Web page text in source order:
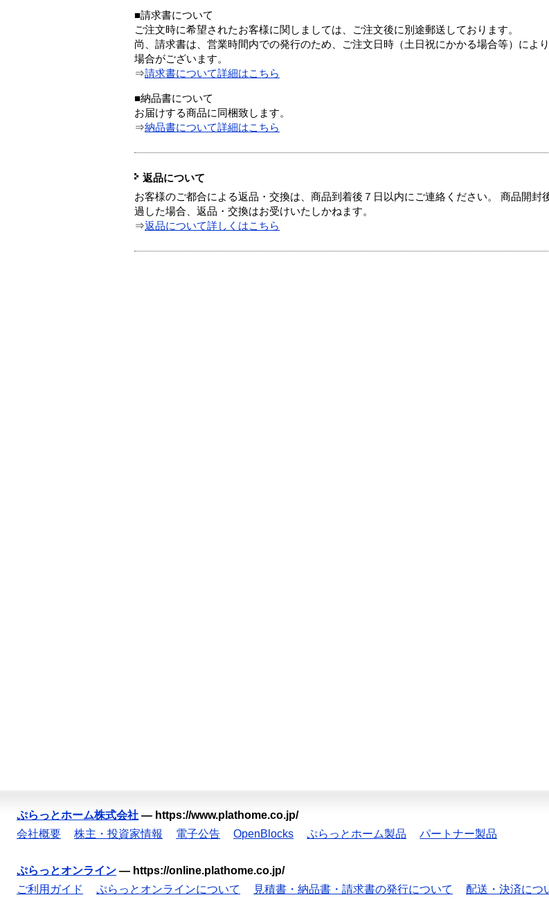
■請求書について
ご注文時に希望されたお客様に関しましては、ご注文後に別途郵送しております。
尚、請求書は、営業時間内での発行のため、ご注文日時（土日祝にかかる場合等）によ
場合がございます。
⇒請求書について詳細はこちら
■納品書について
お届けする商品に同梱致します。
⇒納品書について詳細はこちら
返品について
お客様のご都合による返品・交換は、商品到着後７日以内にご連絡ください。 商品開封
過した場合、返品・交換はお受けいたしかねます。
⇒返品について詳しくはこちら
ぷらっとホーム株式会社 — https://www.plathome.co.jp/
会社概要
株主・投資家情報 電子公告 OpenBlocks ぷらっとホーム製品 パートナー製品
ぷらっとオンライン — https://online.plathome.co.jp/
ご利用ガイド
ぷらっとオンラインについて 見積書・納品書・請求書の発行について 配送・決済につ